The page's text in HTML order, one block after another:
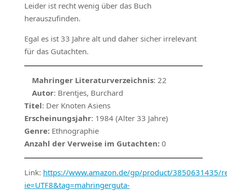
Leider ist recht wenig über das Buch
herauszufinden.
Egal es ist 33 Jahre alt und daher sicher irrelevant
für das Gutachten.
Mahringer Literaturverzeichnis: 22
Autor: Brentjes, Burchard
Titel: Der Knoten Asiens
Erscheinungsjahr: 1984 (Alter 33 Jahre)
Genre: Ethnographie
Anzahl der Verweise im Gutachten: 0
Link: https://www.amazon.de/gp/product/3850631435/
ie=UTF8&tag=mahringerguta-